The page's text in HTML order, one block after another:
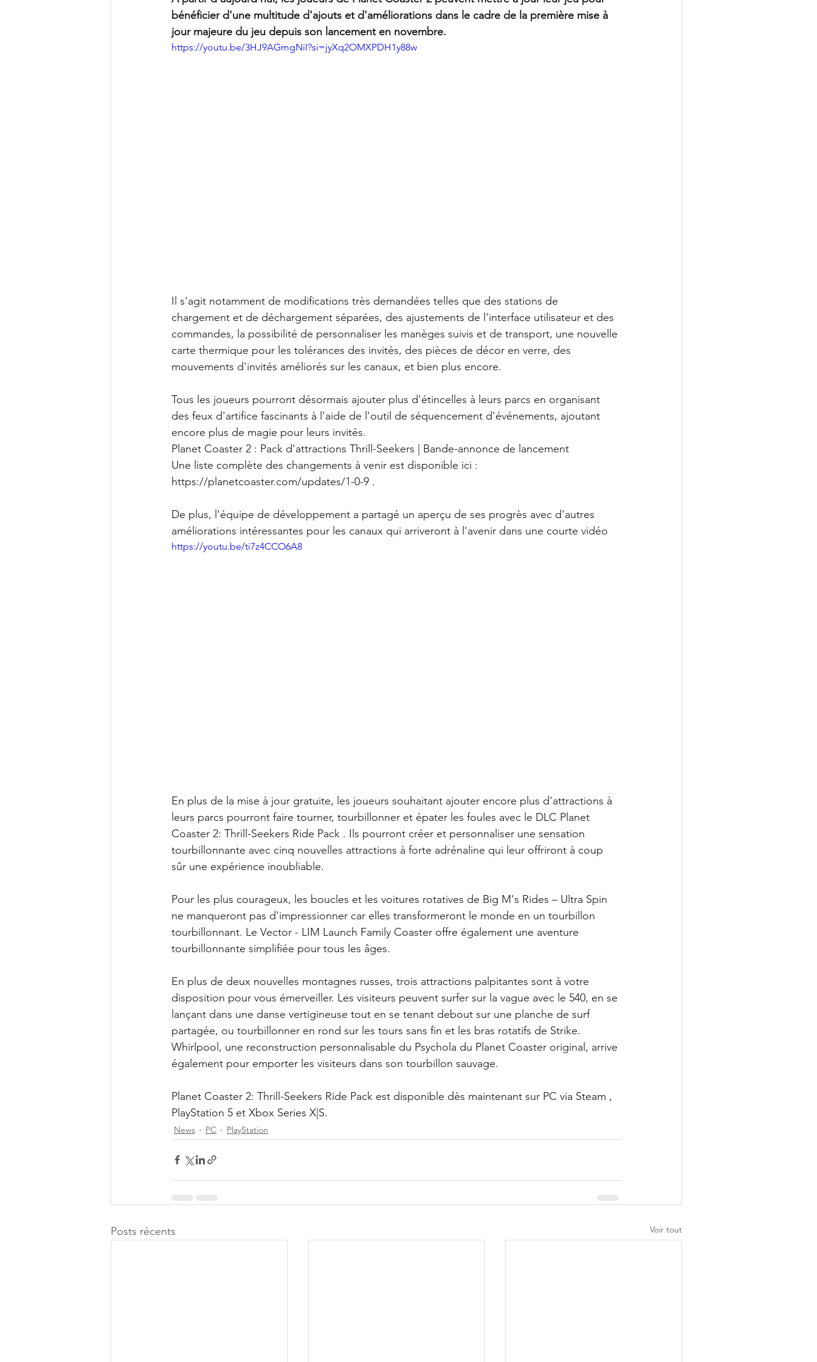
bénéficier d'une multitude d'ajouts et d'améliorations dans le cadre de la première mise à
jour majeure du jeu depuis son lancement en novembre.
https://youtu.be/3HJ9AGmgNiI?si=jyXq2OMXPDH1y88w
Il s'agit notamment de modifications très demandées telles que des stations de
chargement et de déchargement séparées, des ajustements de l'interface utilisateur et des
commandes, la possibilité de personnaliser les manèges suivis et de transport, une nouvelle
carte thermique pour les tolérances des invités, des pièces de décor en verre, des
mouvements d'invités améliorés sur les canaux, et bien plus encore.
Tous les joueurs pourront désormais ajouter plus d'étincelles à leurs parcs en organisant
des feux d'artifice fascinants à l'aide de l'outil de séquencement d'événements, ajoutant
encore plus de magie pour leurs invités.
Planet Coaster 2 : Pack d'attractions Thrill-Seekers | Bande-annonce de lancement
Une liste complète des changements à venir est disponible ici :
https://planetcoaster.com/updates/1-0-9 .
De plus, l'équipe de développement a partagé un aperçu de ses progrès avec d'autres
améliorations intéressantes pour les canaux qui arriveront à l'avenir dans une courte vidéo
https://youtu.be/ti7z4CCO6A8
En plus de la mise à jour gratuite, les joueurs souhaitant ajouter encore plus d'attractions à
leurs parcs pourront faire tourner, tourbillonner et épater les foules avec le DLC Planet
Coaster 2: Thrill-Seekers Ride Pack . Ils pourront créer et personnaliser une sensation
tourbillonnante avec cinq nouvelles attractions à forte adrénaline qui leur offriront à coup
sûr une expérience inoubliable.
Pour les plus courageux, les boucles et les voitures rotatives de Big M's Rides – Ultra Spin
ne manqueront pas d'impressionner car elles transformeront le monde en un tourbillon
tourbillonnant. Le Vector - LIM Launch Family Coaster offre également une aventure
tourbillonnante simplifiée pour tous les âges.
En plus de deux nouvelles montagnes russes, trois attractions palpitantes sont à votre
disposition pour vous émerveiller. Les visiteurs peuvent surfer sur la vague avec le 540, en se
lançant dans une danse vertigineuse tout en se tenant debout sur une planche de surf
partagée, ou tourbillonner en rond sur les tours sans fin et les bras rotatifs de Strike.
Whirlpool, une reconstruction personnalisable du Psychola du Planet Coaster original, arrive
également pour emporter les visiteurs dans son tourbillon sauvage.
Planet Coaster 2: Thrill-Seekers Ride Pack est disponible dès maintenant sur PC via Steam ,
PlayStation 5 et Xbox Series X|S.
News PC PlayStation
Posts récents Voir tout